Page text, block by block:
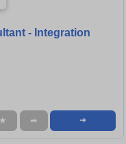
- Integration
★ ➦ ➜